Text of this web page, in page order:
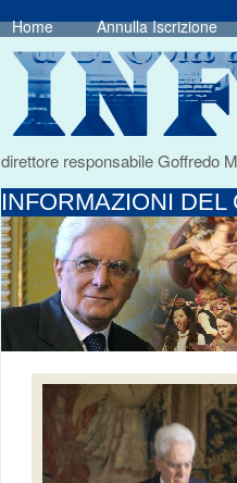
Home Annulla Iscrizione
direttore responsabile Goffredo
INFORMAZIONI